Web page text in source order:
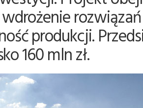
rozwiązań
produkcji.
160 mln zł.